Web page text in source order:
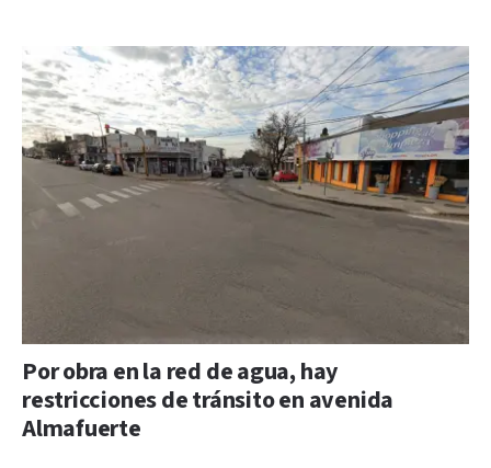
Por obra en la red de agua, hay
restricciones de tránsito en avenida
Almafuerte